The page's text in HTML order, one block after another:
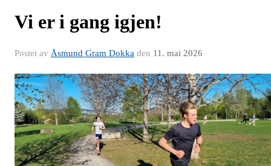
Vi er i gang igjen!
Postet av Åsmund Gram Dokka den 11. mai 2026